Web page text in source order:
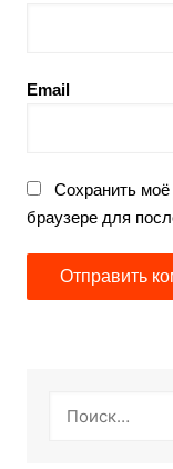
Email
Сохранить
браузере для